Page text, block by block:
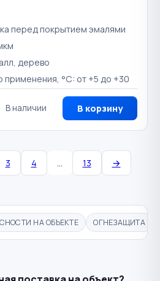
перед покрытием эмалями
дерево
°C: от +5 до +30
В наличии В корзину
3 4 … 13 →
НА ОБЪЕКТЕ ОГНЕЗАЩИТА